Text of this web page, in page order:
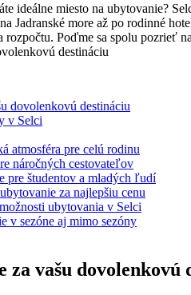
ideálne miesto na ubytovanie?
Jadranské more až po rodinné
rozpočtu. Poďme sa spolu pozrieť
dovolenkovú destináciu
v Selci
atmosféra pre celú rodinu
náročných cestovateľov
pre študentov a mladých ľudí
za najlepšiu cenu
ubytovania v Selci
v sezóne aj mimo sezóny
za vašu dovolenkovú